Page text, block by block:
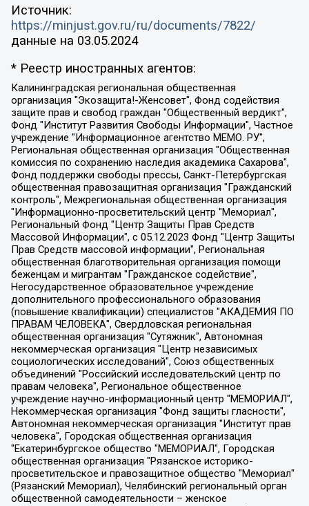
Источник:
https://minjust.gov.ru/ru/documents/7822/
данные на 03.05.2024
* Реестр иностранных агентов:
Калининградская региональная общественная организация "Экозащита!-Женсовет", Фонд содействия защите прав и свобод граждан "Общественный вердикт", Фонд "Институт Развития Свободы Информации", Частное учреждение "Информационное агентство МЕМО. РУ", Региональная общественная организация "Общественная комиссия по сохранению наследия академика Сахарова", Фонд поддержки свободы прессы, Санкт-Петербургская общественная правозащитная организация "Гражданский контроль", Межрегиональная общественная организация "Информационно-просветительский центр "Мемориал", Региональный Фонд "Центр Защиты Прав Средств Массовой Информации", с 05.12.2023 Фонд "Центр Защиты Прав Средств массовой информации", Региональная общественная благотворительная организация помощи беженцам и мигрантам "Гражданское содействие", Негосударственное образовательное учреждение дополнительного профессионального образования (повышение квалификации) специалистов "АКАДЕМИЯ ПО ПРАВАМ ЧЕЛОВЕКА", Свердловская региональная общественная организация "Сутяжник", Автономная некоммерческая организация "Центр независимых социологических исследований", Союз общественных объединений "Российский исследовательский центр по правам человека", Региональное общественное учреждение научно-информационный центр "МЕМОРИАЛ", Некоммерческая организация "Фонд защиты гласности", Автономная некоммерческая организация "Институт прав человека", Городская общественная организация "Екатеринбургское общество "МЕМОРИАЛ", Городская общественная организация "Рязанское историко-просветительское и правозащитное общество "Мемориал" (Рязанский Мемориал), Челябинский региональный орган общественной самодеятельности – женское общественное объединение "Женщины Евразии", Челябинский региональный орган общественной самодеятельности "Уральская правозащитная группа", Фонд содействия защите здоровья и социальной справедливости имени Андрея Рылькова, Автономная Некоммерческая Организация "Аналитический Центр Юрия Левады", Автономная некоммерческая организация социальной поддержки населения "Проект Апрель", Региональная общественная организация помощи женщинам и детям, находящимся в кризисной ситуации "Информационно-методический центр "Анна", Фонд содействия развитию массовых коммуникаций и правовому просвещению "Так-так-Так", Фонд содействия устойчивому развитию "Серебряная тайга", Свердловский региональный общественный фонд социальных проектов "Новое время", "Idel.Реалии", Кавказ.Реалии, Крым.Реалии, Телеканал Настоящее Время, Татаро-башкирская служба Радио Свобода (Azatliq Radiosi), Радио Свободная Европа/Радио Свобода (PCE/PC), "Сибирь.Реалии", "Фактограф", Благотворительный фонд помощи осужденным и их семьям, Автономная некоммерческая организация "Институт глобализации и социальных движений", Фонд "В защиту прав заключенных", Частное учреждение "Центр поддержки и содействия развитию средств массовой информации", Пензенский региональный общественный благотворительный фонд "Гражданский союз", "Север.Реалии", Некоммерческая организация Фонд "Правовая инициатива", Общество с ограниченной ответственностью "Радио Свободная Европа/Радио Свобода", Чешское информационное агентство "MEDIUM-ORIENT", Красноярская региональная общественная организация "Мы против СПИДа", Камалягин Денис Николаевич, Маркелов Сергей Евгеньевич, Пономарев Лев Александрович, Савицкая Людмила Алексеевна, Автономная некоммерческая организация "Центр по работе с проблемой насилия "НАСИЛИЮ.НЕТ", Межрегиональный профессиональный союз работников здравоохранения "Альянс врачей", Юридическое лицо, зарегистрированное в Латвийской Республике, SIA "Medusa Project" (регистрационный номер 40103797863, дата регистрации 10.06.2014), Некоммерческая организация "Фонд по борьбе с коррупцией", Автономная некоммерческая организация "Институт права и публичной политики", Баданин Роман Сергеевич, Гликин Максим Александрович, Железнова Мария Михайловна, Лукьянова Юлия Сергеевна, Маетная Елизавета Витальевна, Маняхин Петр Борисович, Чуракова Ольга Владимировна, Ярош Юлия Петровна, Юридическое лицо "The Insider SIA", зарегистрированное в Риге, Латвийская Республика (дата регистрации 26.06.2015), являющееся администратором доменного имени интернет-издания "The Insider SIA", https://theins.ru, Постернак Алексей Евгеньевич, Рубин Михаил Аркадьевич, Анин Роман Александрович, Юридическое лицо Istories fonds, зарегистрированное в Латвийской Республике (регистрационный номер 50008295751, дата регистрации 24.02.2020), Великовский Дмитрий Александрович, Долинина Ирина Николаевна, Мароховская Алеся Алексеевна, Шлейнов Роман Юрьевич, Шмагун Олеся Валентиновна, Общество с ограниченной ответственностью "Альтаир 2021", Общество с ограниченной ответственностью "Вега 2021", Общество с ограниченной ответственностью "Главный редактор 2021", Общество с ограниченной ответственностью "Ромашки монолит", Важенков Артем Валерьевич, Ивановская областная общественная организация "Центр гендерных исследований", Гурман Юрий Альбертович, Медиапроект "ОВД-Инфо", Егоров Владимир Владимирович, Жилинский Владимир Александрович, Общество с ограниченной ответственностью "ЗП", Иванова София Юрьевна, Карезина Инна Павловна, Кильтау Екатерина Викторовна, Петров Алексей Викторович, Пискунов Сергей Евгеньевич, Смирнов Сергей Сергеевич, Тихонов Михаил Сергеевич, Общество с ограниченной ответственностью "ЖУРНАЛИСТ-ИНОСТРАННЫЙ АГЕНТ", Арапова Галина Юрьевна, Вольтская Татьяна Анатольевна, Американская компания "Mason G.E.S. Anonymous Foundation" (США), являющаяся владельцем интернет-издания https://mnews.world/, Компания "Stichting Bellingcat", зарегистрированная в Нидерландах (дата регистрации 11.07.2018), Захаров Андрей Вячеславович, Клепиковская Екатерина Дмитриевна, Общество с ограниченной ответственностью "МЕМО", Перл Роман Александрович, Симонов Евгений Алексеевич, Соловьева Елена Анатольевна, Сотников Даниил Владимирович, Сурначева Елизавета Дмитриевна, Автономная некоммерческая организация по защите прав человека и информированию населения "Якутия – Наше Мнение", Общество с ограниченной ответственностью "Москоу диджитал медиа", с 26.01.2023 Общество с ограниченной ответственностью "Чайка Белые сады", Ветошкина Валерия Валерьевна, Заговора Максим Александрович, Межрегиональное общественное движение "Российская ЛГБТ - сеть", Оленичев Максим Владимирович, Павлов Иван Юрьевич, Скворцова Елена Сергеевна, Общество с ограниченной ответственностью "Как бы инагент", Кочетков Игорь Викторович, Общество с ограниченной ответственностью "Честные выборы", Еланчик Олег Александрович, Общество с ограниченной ответственностью "Нобелевский призыв", Гималова Регина Эмилевна, Григорьев Андрей Валерьевич, Григорьева Алина Александровна, Ассоциация по содействию защите прав призывников, альтернативнослужащих и военнослужащих "Правозащитная группа "Гражданин.Армия.Право", Хисамова Регина Фаритовна, Автономная некоммерческая организация по реализации социально-правовых программ "Лилит", Дальневосточное общественное движение "Маяк", Санкт-Петербургская ЛГБТ-инициативная группа "Выход", Инициативная группа ЛГБТ+ "Реверс", Алексеев Андрей Викторович, Бекбулатова Таисия Львовна, Беляев Иван Михайлович, Владыкина Елена Сергеевна, Гельман Марат Александрович, Никульшина Вероника Юрьевна, Толоконникова Надежда Андреевна, Шендерович Виктор Анатольевич, Общество с ограниченной ответственностью "Данное сообщение", Общество с ограниченной ответственностью Издательский дом "Новая глава", Айнбиндер Александра Александровна, Московский комьюнити-центр для ЛГБТ+инициатив, Благотворительный фонд развития филантропии, Deutsche Welle (Германия, Kurt-Schumacher-Strasse 3, 53113 Bonn), Борзунова Мария Михайловна, Воробьев Виктор Викторович, Голубева Анна Львовна, Константинова Алла Михайловна, Малкова Ирина Владимировна, Мурадов Мурад Абдулгалимович, Осетинская Елизавета Николаевна, Понасенков Евгений Николаевич, Ганапольский Матвей Юрьевич, Киселев Евгений Алексеевич, Борухович Ирина Григорьевна, Дремин Иван Тимофеевич, Дубровский Дмитрий Викторович, Красноярская региональная общественная организация поддержки и развития альтернативных образовательных технологий и межкультурных коммуникаций "ИНТЕРРА", Маяковская Екатерина Алексеевна, Фейгин Марк Захарович, Филимонов Андрей Викторович, Дзугкоева Регина Николаевна, Доброхотов Роман Александрович, Дудь Юрий Александрович, Елкин Сергей Владимирович, Кругликов Кирилл Игоревич, Сабунаева Мария Леонидовна, Семенов Алексей Владимирович, Шаинян Карен Багратович, Шульман Екатерина Михайловна, Асафьев Артур Валерьевич, Вахштайн Виктор Семенович, Венедиктов Алексей Алексеевич, Лушникова Екатерина Евгеньевна, Волков Леонид Михайлович, Невзоров Александр Глебович, Пархоменко Сергей Борисович, Сироткин Ярослав Николаевич, Кара-Мурза Владимир Владимирович, Баранова Наталья Владимировна, Гозман Леонид Яковлевич, Кагарлицкий Борис Юльевич, Климарев Михаил Валерьевич, Милов Владимир Станиславович, Автономная некоммерческая организация Краснодарский центр современного искусства "Типография", Моргенштерн Алишер Тагирович, Соболь Любовь Эдуардовна, Общество с ограниченной ответственностью "ЛИЗА НОРМ", Каспаров Гарри Кимович, Ходорковский Михаил Борисович, Общество с ограниченной ответственностью "Апрельские тезисы", Данилович Ирина Брониславовна, Кашин Олег Владимирович, Петров Николай Владимирович, Пивоваров Алексей Владимирович, Соколов Михаил Владимирович, Цветкова Юлия Владимировна, Чичваркин Евгений Александрович, Комитет против пыток/Команда против пыток, Общество с ограниченной ответственностью "Первый научный", Общество с ограниченной ответственностью "Вертолет и ко", Белоцерковская Вероника Борисовна, Кац Максим Евгеньевич, Лазарева Татьяна Юрьевна, Шаведдинов Руслан Табризович, Яшин Илья Валерьевич, Общество с ограниченной ответственностью "Иноагент ААВ", Алешковский Дмитрий Петрович, Альбац Евгения Марковна, Быков Дмитрий Львович, Галямина Юлия Евгеньевна, Лойко Сергей Леонидович, Мартынов Кирилл Константинович, Медведев Сергей Александрович, Крашенинников Федор Геннадиевич, Гордеева Катерина Вл